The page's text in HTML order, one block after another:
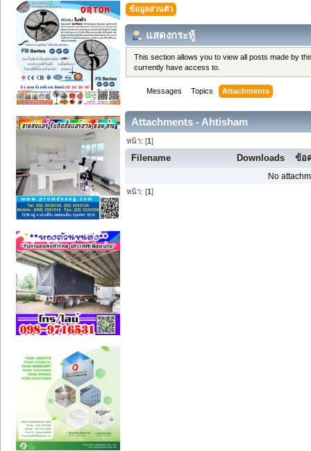
ข้อมูลส่วนตัว
แสดงกระทู้
This section allows you to view all posts made by
currently have access to.
Messages Topics Attachments
Attachments - Ahtisham
หน้า: [1]
Filename Downloads ข้อ
No
หน้า: [1]